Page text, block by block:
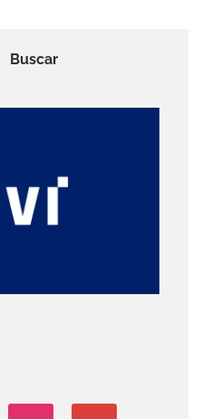
Buscar